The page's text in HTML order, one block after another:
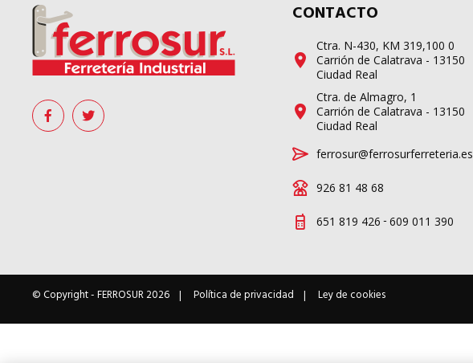
CONTACTO
Ctra. N-430, KM 319,100 0
Carrión de Calatrava - 13150
Ciudad Real
Ctra. de Almagro, 1
Carrión de Calatrava - 13150
Ciudad Real
ferrosur@ferrosurferreteria.es
926 81 48 68
651 819 426 - 609 011 390
© Copyright -FERROSUR2026 Política de privacidad Ley de cookies